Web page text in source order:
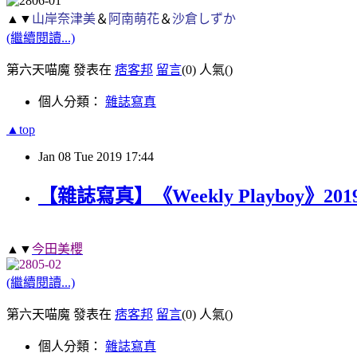
▲▼ 山岸奈津美＆ 阿南萌花＆沙倉しずか
(繼續閱讀...)
第六天喵魔 發表在 痞客邦 留言(0) 人氣()
個人分類： 雜誌寫真
▲top
Jan 08 Tue 2019 17:44
【雜誌寫真】《Weekly Playboy》
▲▼今田美櫻
(繼續閱讀...)
第六天喵魔 發表在 痞客邦 留言(0) 人氣()
個人分類： 雜誌寫真